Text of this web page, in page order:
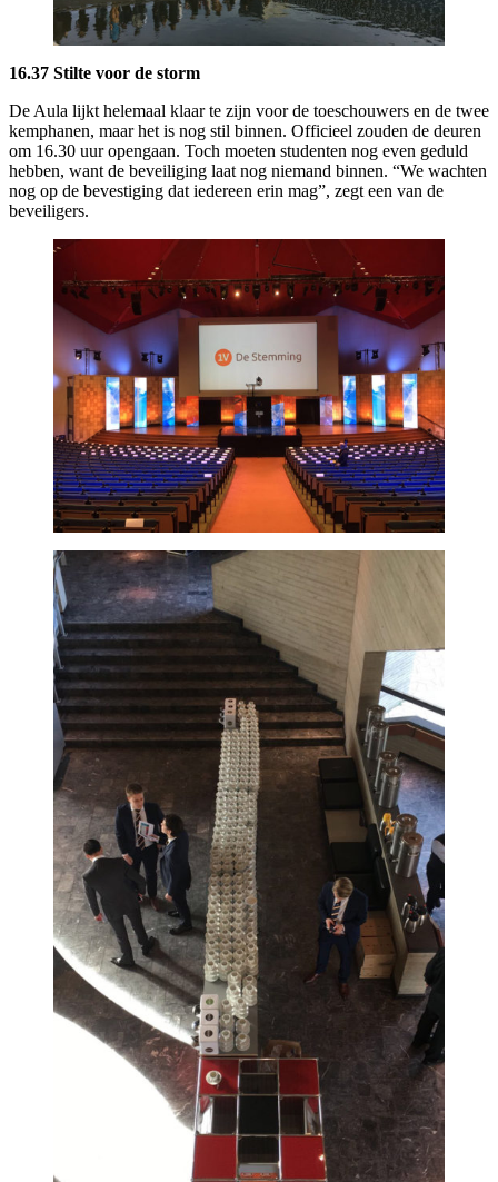
16.37 Stilte voor de storm
De Aula lijkt helemaal klaar te zijn voor de toeschouwers en de twee
kemphanen, maar het is nog stil binnen. Officieel zouden de deuren
om 16.30 uur opengaan. Toch moeten studenten nog even geduld
hebben, want de beveiliging laat nog niemand binnen. “We wachten
nog op de bevestiging dat iedereen erin mag”, zegt een van de
beveiligers.